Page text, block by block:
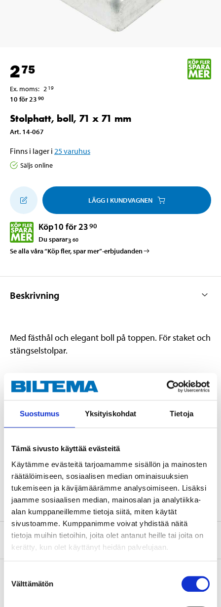
Suostumus Yksityiskohdat Tietoja
Tämä sivusto käyttää evästeitä
Käytämme evästeitä tarjoamamme sisällön ja mainosten
räätälöimiseen, sosiaalisen median ominaisuuksien
tukemiseen ja kävijämäärämme analysoimiseen. Lisäksi
jaamme sosiaalisen median, mainosalan ja analytiikka-
alan kumppaneillemme tietoja siitä, miten käytät
sivustoamme. Kumppanimme voivat yhdistää näitä
tietoja muihin tietoihin, joita olet antanut heille tai joita on
kerätty, kun olet käyttänyt heidän palvelujaan.
valinta
Välttämätön
275
Ex. moms: 2 19
10 för 23 90
Stolphatt, boll, 71 x 71 mm
Art. 14-067
Finns i lager i 25varuhus
Säljs online
LÄGG I KUNDVAGNEN
Köp10 för 2390
Du sparar3 60
Se alla våra “Köp fler, spar mer”-erbjudanden
Beskrivning
Med fästhål och elegant boll på toppen. För staket och
stängselstolpar.
Teknisk specifikation
Längd
71 mm
Tjocklek
Material
Stål
Ytbehandling
Varmförzinkad, FZV
Om tillverkaren